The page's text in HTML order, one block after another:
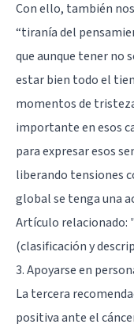
Con ello, también
“tiranía del
que aunque tener no
estar bien todo el
momentos de
importante en esos
para expresar esos
liberando tensiones
global se tenga una
Artículo relacionado:
(clasificación y
3. Apoyarse en
La tercera
positiva ante el